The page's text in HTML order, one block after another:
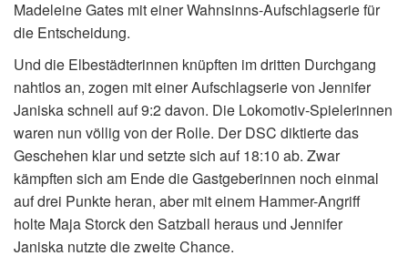
Madeleine Gates mit einer Wahnsinns-Aufschlagserie für
die Entscheidung.
Und die Elbestädterinnen knüpften im dritten Durchgang
nahtlos an, zogen mit einer Aufschlagserie von Jennifer
Janiska schnell auf 9:2 davon. Die Lokomotiv-Spielerinnen
waren nun völlig von der Rolle. Der DSC diktierte das
Geschehen klar und setzte sich auf 18:10 ab. Zwar
kämpften sich am Ende die Gastgeberinnen noch einmal
auf drei Punkte heran, aber mit einem Hammer-Angriff
holte Maja Storck den Satzball heraus und Jennifer
Janiska nutzte die zweite Chance.